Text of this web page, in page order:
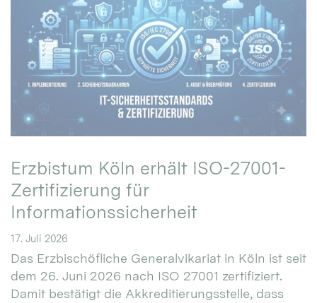
Erzbistum Köln erhält ISO-27001-
Zertifizierung für
Informationssicherheit
17. Juli 2026
Das Erzbischöfliche Generalvikariat in Köln ist seit
dem 26. Juni 2026 nach ISO 27001 zertifiziert.
Damit bestätigt die Akkreditierungsstelle, dass